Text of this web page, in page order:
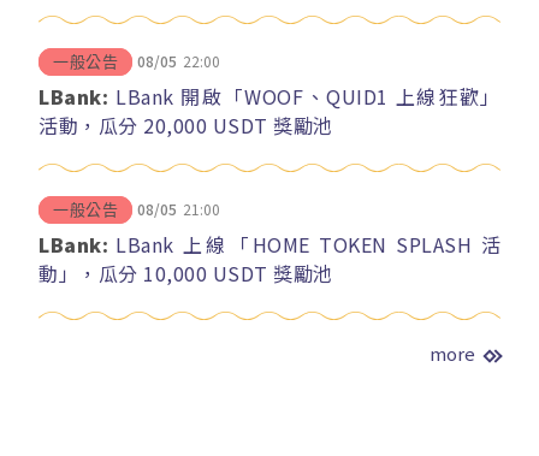
一般公告 08/05 22:00
LBank: LBank 開啟「WOOF、QUID1 上線狂歡」
活動，瓜分 20,000 USDT 獎勵池
一般公告 08/05 21:00
LBank: LBank 上線「HOME TOKEN SPLASH 活
動」，瓜分 10,000 USDT 獎勵池
more